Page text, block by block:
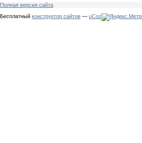
Полная версия сайта
Бесплатный конструктор сайтов — uCoz